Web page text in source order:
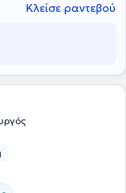
Κλείσε ραντεβού